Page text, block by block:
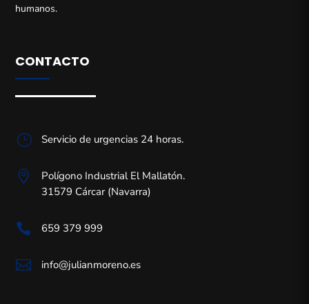
humanos.
CONTACTO
} Servicio de urgencias 24 horas.

Polígono Industrial El Mallatón.
31579 Cárcar (Navarra)
 659 379 999
 info@julianmoreno.es